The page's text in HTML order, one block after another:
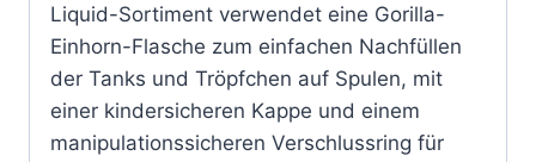
Liquid-Sortiment verwendet eine Gorilla-
Einhorn-Flasche zum einfachen Nachfüllen
der Tanks und Tröpfchen auf Spulen, mit
einer kindersicheren Kappe und einem
manipulationssicheren Verschlussring für